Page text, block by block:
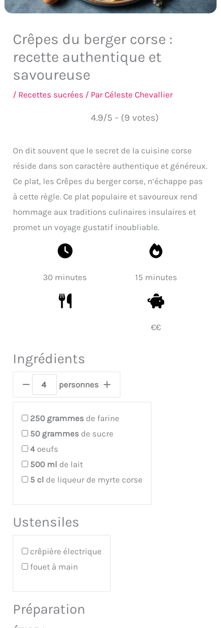
Crêpes du berger corse :
recette authentique et
savoureuse
/ Recettes sucrées / ParCéleste Chevallier
4.9/5 - (9 votes)
On dit souvent que le secret de la cuisine corse
réside dans son caractère authentique et généreux.
Ce plat, les Crêpes du berger corse, n’échappe pas
à cette règle. Ce plat populaire et savoureux rend
hommage aux traditions culinaires insulaires et
promet un voyage gustatif inoubliable.
30 minutes 15 minutes
€€
Ingrédients
personnes
250 grammes de farine
50 grammes de sucre
4 oeufs
500 ml de lait
5 cl de liqueur de myrte corse
Ustensiles
crêpière électrique
fouet à main
Préparation